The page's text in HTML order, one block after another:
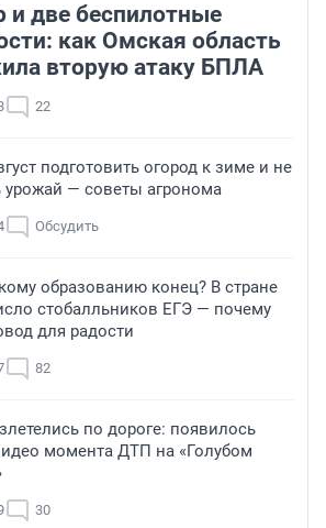
и две беспилотные
как Омская область
вторую атаку БПЛА
22
подготовить огород к зиме и не
урожай — советы агронома
Обсудить
образованию конец? В стране
стобалльников ЕГЭ — почему
для радости
82
по дороге: появилось
момента ДТП на «Голубом
30